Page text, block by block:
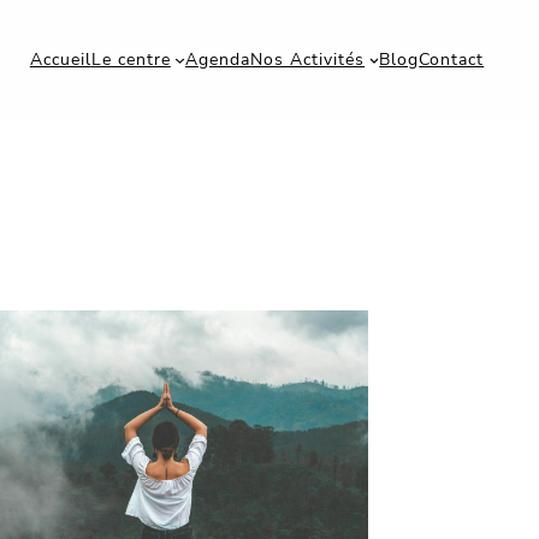
AccueilLe centre AgendaNos Activités BlogContact